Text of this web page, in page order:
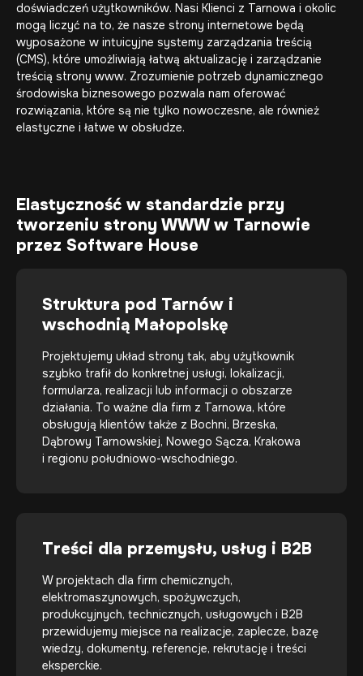
doświadczeń użytkowników. Nasi Klienci z Tarnowa i okolic
mogą liczyć na to, że nasze strony internetowe będą
wyposażone w intuicyjne systemy zarządzania treścią
(CMS), które umożliwiają łatwą aktualizację i zarządzanie
treścią strony www. Zrozumienie potrzeb dynamicznego
środowiska biznesowego pozwala nam oferować
rozwiązania, które są nie tylko nowoczesne, ale również
elastyczne i łatwe w obsłudze.
Elastyczność w standardzie przy
tworzeniu strony WWW w Tarnowie
przez Software House
Struktura pod Tarnów i
wschodnią Małopolskę
Projektujemy układ strony tak, aby użytkownik
szybko trafił do konkretnej usługi, lokalizacji,
formularza, realizacji lub informacji o obszarze
działania. To ważne dla firm z Tarnowa, które
obsługują klientów także z Bochni, Brzeska,
Dąbrowy Tarnowskiej, Nowego Sącza, Krakowa
i regionu południowo-wschodniego.
Treści dla przemysłu, usług i B2B
W projektach dla firm chemicznych,
elektromaszynowych, spożywczych,
produkcyjnych, technicznych, usługowych i B2B
przewidujemy miejsce na realizacje, zaplecze, bazę
wiedzy, dokumenty, referencje, rekrutację i treści
eksperckie.